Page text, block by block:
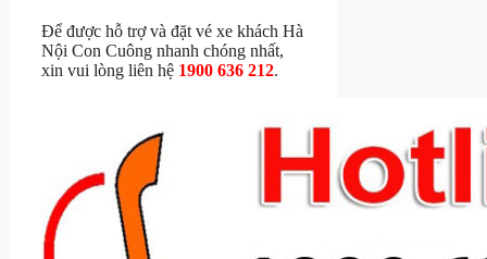
Để được hỗ trợ và đặt vé xe khách Hà
Nội Con Cuông nhanh chóng nhất,
xin vui lòng liên hệ 1900 636 212.